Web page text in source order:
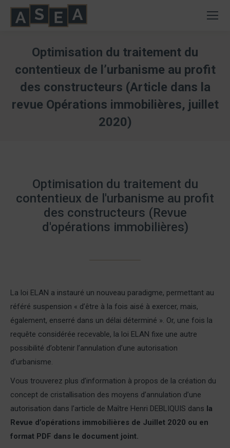
Optimisation du traitement du
contentieux de l’urbanisme au profit
des constructeurs (Article dans la
revue Opérations immobilières, juillet
2020)
Optimisation du traitement du
contentieux de l'urbanisme au profit
des constructeurs (Revue
d'opérations immobilières)
La loi ELAN a instauré un nouveau paradigme, permettant au
référé suspension « d’être à la fois aisé à exercer, mais,
également, enserré dans un délai déterminé ». Or, une fois la
requête considérée recevable, la loi ELAN fixe une autre
possibilité d’obtenir l’annulation d’une autorisation
d’urbanisme.
Vous trouverez plus d’information à propos de la création du
concept de cristallisation des moyens d’annulation d’une
autorisation dans l’article de Maître Henri DEBLIQUIS dans la
Revue d’opérations immobilières de Juillet 2020 ou en
format PDF dans le document joint.